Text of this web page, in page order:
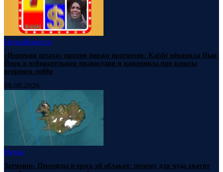
НаукаНовости
«Империя штата» против биржи прогнозов: Kalshi обвинила Нью-
Йорк в избирательном правосудии и напомнила про взносы
игорного лобби
08.08.2026
Наука
Затмение, Персеиды и ересь об облаках: почему для чуда хватит